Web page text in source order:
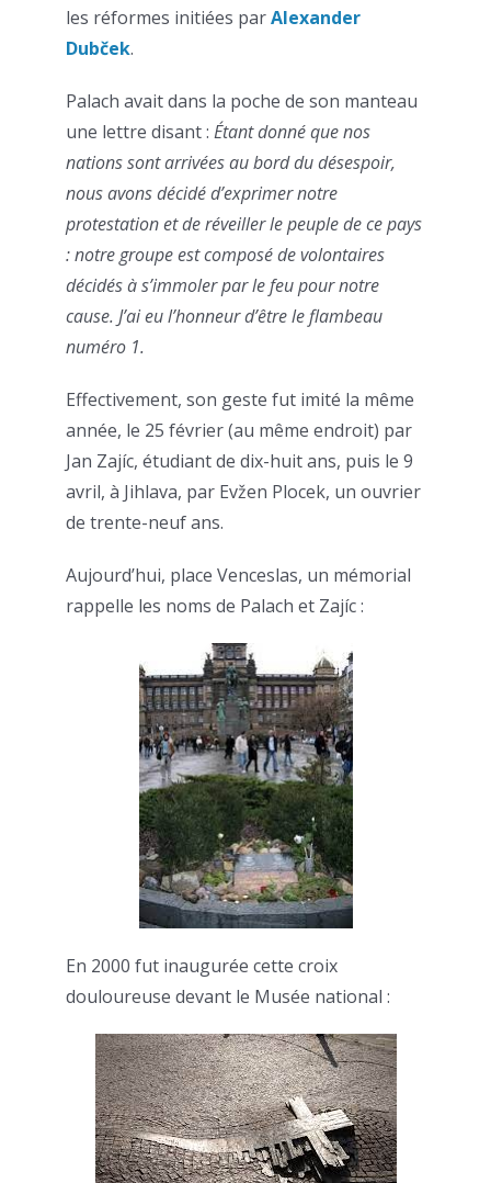
les réformes initiées parAlexander
Dubček.
Palach avait dans la poche de son manteau
une lettre disant : Étant donné que nos
nations sont arrivées au bord du désespoir,
nous avons décidé d’exprimer notre
protestation et de réveiller le peuple de ce pays
: notre groupe est composé de volontaires
décidés à s’immoler par le feu pour notre
cause. J’ai eu l’honneur d’être le flambeau
numéro 1.
Effectivement, son geste fut imité la même
année, le 25 février (au même endroit) par
Jan Zajíc, étudiant de dix-huit ans, puis le 9
avril, à Jihlava, par Evžen Plocek, un ouvrier
de trente-neuf ans.
Aujourd’hui, place Venceslas, un mémorial
rappelle les noms de Palach et Zajíc :
En 2000 fut inaugurée cette croix
douloureuse devant le Musée national :